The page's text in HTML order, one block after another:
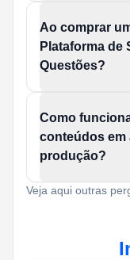
Ao comprar
Plataforma de
Questões?
Como
conteúdos em
produção?
Veja aqui outras